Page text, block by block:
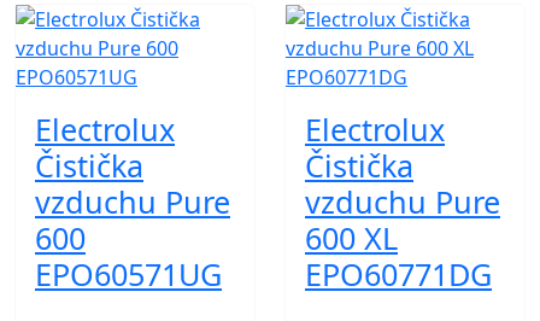
Electrolux
Čistička
vzduchu Pure
600
EPO60571UG
Electrolux
Čistička
vzduchu Pure
600 XL
EPO60771DG